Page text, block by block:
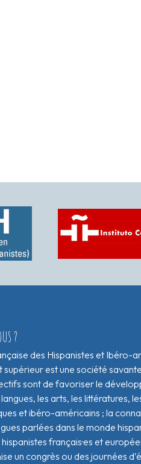
?
des Hispanistes et Ibéro-
supérieur est une société
sont de favoriser le
les arts, les littératures,
et ibéro-américains ; la
parlées dans le monde
français·es et
un congrès ou des journées